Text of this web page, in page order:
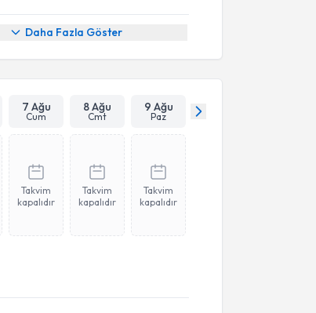
Daha Fazla Göster
7 Ağu
Cum
8 Ağu
Cmt
9 Ağu
Paz
Takvim
kapalıdır
Takvim
kapalıdır
Takvim
kapalıdır